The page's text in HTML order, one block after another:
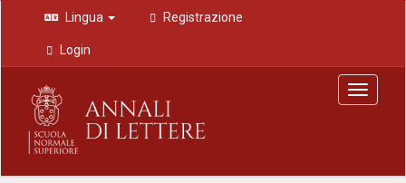
Navigazione
principale
Contenuto
principale
Barra
laterale
Lingua Registrazione
Login
Toggle